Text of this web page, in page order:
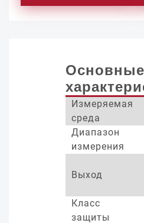
Основные
Измеряемая
среда
Диапазон
измерения
Выход
Класс
защиты